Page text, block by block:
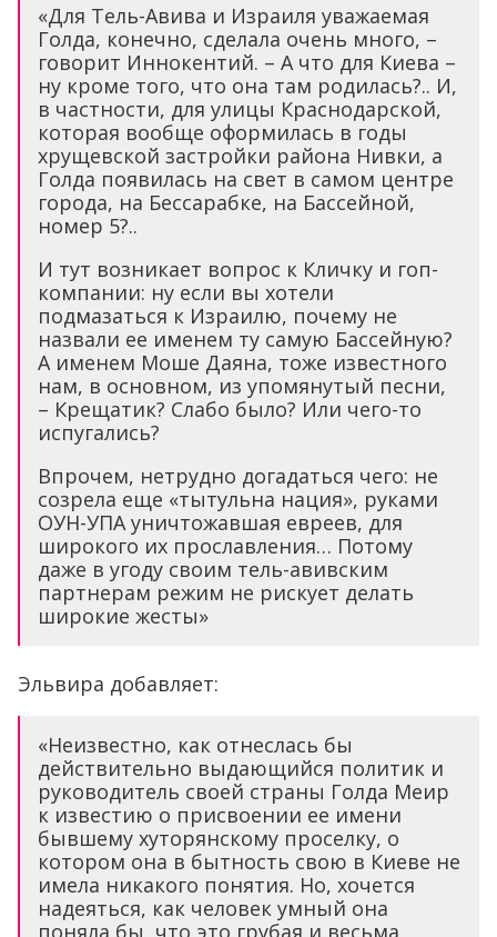
«Для Тель-Авива и Израиля уважаемая
Голда, конечно, сделала очень много, –
говорит Иннокентий. – А что для Киева –
ну кроме того, что она там родилась?.. И,
в частности, для улицы Краснодарской,
которая вообще оформилась в годы
хрущевской застройки района Нивки, а
Голда появилась на свет в самом центре
города, на Бессарабке, на Бассейной,
номер 5?..
И тут возникает вопрос к Кличку и гоп-
компании: ну если вы хотели
подмазаться к Израилю, почему не
назвали ее именем ту самую Бассейную?
А именем Моше Даяна, тоже известного
нам, в основном, из упомянутый песни,
– Крещатик? Слабо было? Или чего-то
испугались?
Впрочем, нетрудно догадаться чего: не
созрела еще «тытульна нация», руками
ОУН-УПА уничтожавшая евреев, для
широкого их прославления… Потому
даже в угоду своим тель-авивским
партнерам режим не рискует делать
широкие жесты»
Эльвира добавляет:
«Неизвестно, как отнеслась бы
действительно выдающийся политик и
руководитель своей страны Голда Меир
к известию о присвоении ее имени
бывшему хуторянскому проселку, о
котором она в бытность свою в Киеве не
имела никакого понятия. Но, хочется
надеяться, как человек умный она
поняла бы, что это грубая и весьма